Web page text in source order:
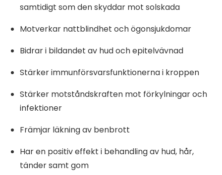
samtidigt som den skyddar mot solskada
Motverkar nattblindhet och ögonsjukdomar
Bidrar i bildandet av hud och epitelvävnad
Stärker immunförsvarsfunktionerna i kroppen
Stärker motståndskraften mot förkylningar och
infektioner
Främjar läkning av benbrott
Har en positiv effekt i behandling av hud, hår,
tänder samt gom